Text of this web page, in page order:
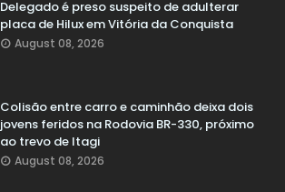
Delegado é preso suspeito de adulterar
placa de Hilux em Vitória da Conquista
August 08, 2026
Colisão entre carro e caminhão deixa dois
jovens feridos na Rodovia BR-330, próximo
ao trevo de Itagi
August 08, 2026